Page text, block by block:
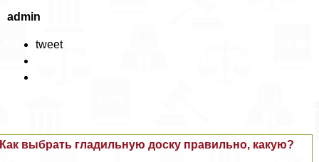
admin
tweet
Как выбрать гладильную доску правильно, какую?